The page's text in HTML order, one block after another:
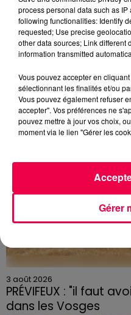
5 août 2026
Des assiettes
excès de plomb
Du plomb a été détecté
céramique vendues
3 août 2026
PRÉVIFEUX : "il faut
dans les Vosges
process personal data such as
following functionalities: Identify
requested; Use precise
other data sources; Link different
information transmitted
Vous pouvez accepter en
sélectionnant les finalités et/ou
Vous pouvez également refuser
accepter". Vos préférences ne
pouvez mettre à jour vos choix,
moment via le lien "Gérer les
Gérer